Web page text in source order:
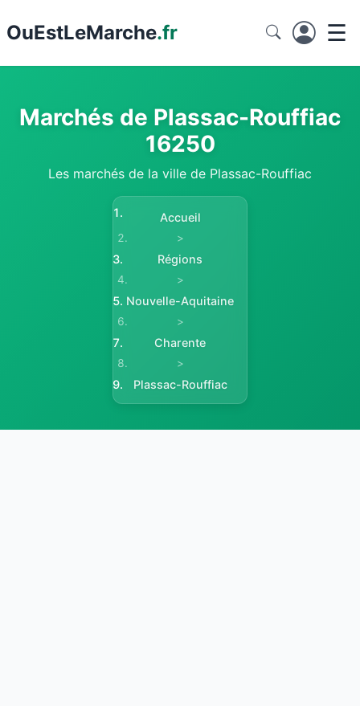
OuEstLeMarche.fr ☰
Marchés de Plassac-Rouffiac
16250
Les marchés de la ville de Plassac-Rouffiac
Accueil
>
Régions
>
Nouvelle-Aquitaine
>
Charente
>
Plassac-Rouffiac